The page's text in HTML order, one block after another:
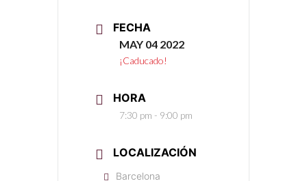
FECHA
MAY 04 2022
¡Caducado!
HORA
7:30 pm - 9:00 pm
LOCALIZACIÓN
Barcelona